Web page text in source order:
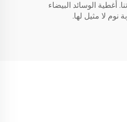
الوسائد البيضاء
نوم لا مثيل لها.